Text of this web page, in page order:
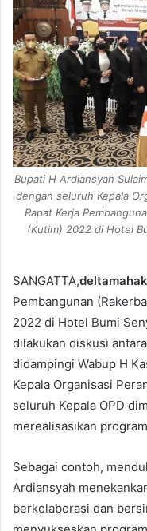
Bupati H Ardiansyah
dengan seluruh Kepala
Rapat Kerja
(Kutim) 2022 di Hotel
SANGATTA,
Pembangunan
2022 di Hotel Bumi
dilakukan diskusi
didampingi Wabup H
Kepala Organisasi
seluruh Kepala OPD
merealisasikan
Sebagai contoh,
Ardiansyah
berkolaborasi dan